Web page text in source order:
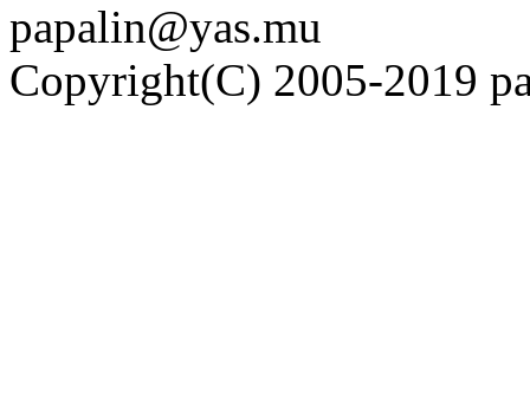
papalin@yas.mu
Copyright(C) 2005-2019